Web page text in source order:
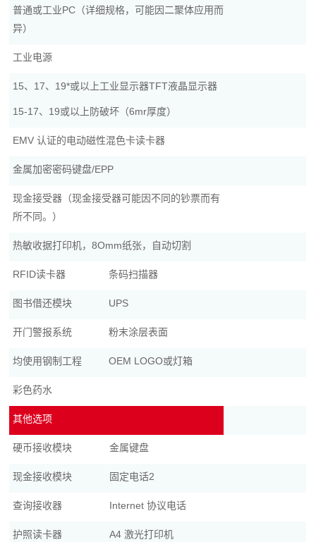
普通或工业PC（详细规格，可能因二聚体应用而
异）
工业电源
15、17、19*或以上工业显示器TFT液晶显示器
15-17、19或以上防破坏（6mr厚度）
EMV 认证的电动磁性混色卡读卡器
金属加密密码键盘/EPP
现金接受器（现金接受器可能因不同的钞票而有
所不同。）
热敏收据打印机，8Omm纸张，自动切割
RFID读卡器 条码扫描器
图书借还模块 UPS
开门警报系统 粉末涂层表面
均使用钢制工程 OEM LOGO或灯箱
彩色药水
其他选项
硬币接收模块 金属键盘
现金接收模块 固定电话2
查询接收器 Internet 协议电话
护照读卡器 A4 激光打印机